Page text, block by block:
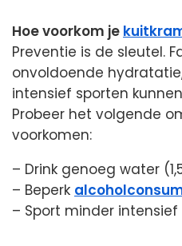
Hoe voorkom je
Preventie is de sleutel.
onvoldoende
intensief sporten
Probeer het volgende
voorkomen:
– Drink genoeg water
– Beperk
– Sport minder